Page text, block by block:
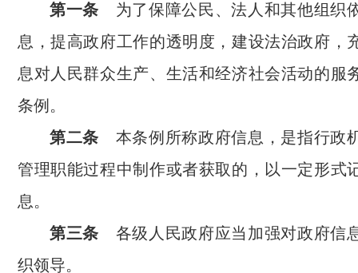
第一条 为了保障公民、法人和其他组织
息，提高政府工作的透明度，建设法治政府，
息对人民群众生产、生活和经济社会活动的服
条例。
第二条 本条例所称政府信息，是指行政
管理职能过程中制作或者获取的，以一定形式
息。
第三条 各级人民政府应当加强对政府信
织领导。